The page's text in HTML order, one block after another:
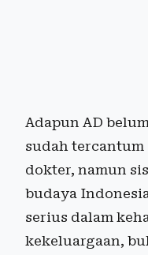
Adapun AD
sudah tercantum
dokter, namun
budaya
serius dalam
kekeluargaan,